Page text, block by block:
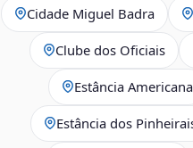
Cidade Miguel Badra
Clube dos Oficiais
Estância Americana
Estância dos